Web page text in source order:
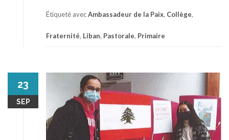
Étiqueté avecAmbassadeur de la Paix, Collège,
Fraternité, Liban, Pastorale, Primaire
23
SEP